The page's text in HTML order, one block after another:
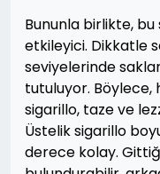
Bununla birlikte,
etkileyici. Dikkatle
seviyelerinde
tutuluyor. Böylece,
sigarillo, taze ve
Üstelik sigarillo
derece kolay.